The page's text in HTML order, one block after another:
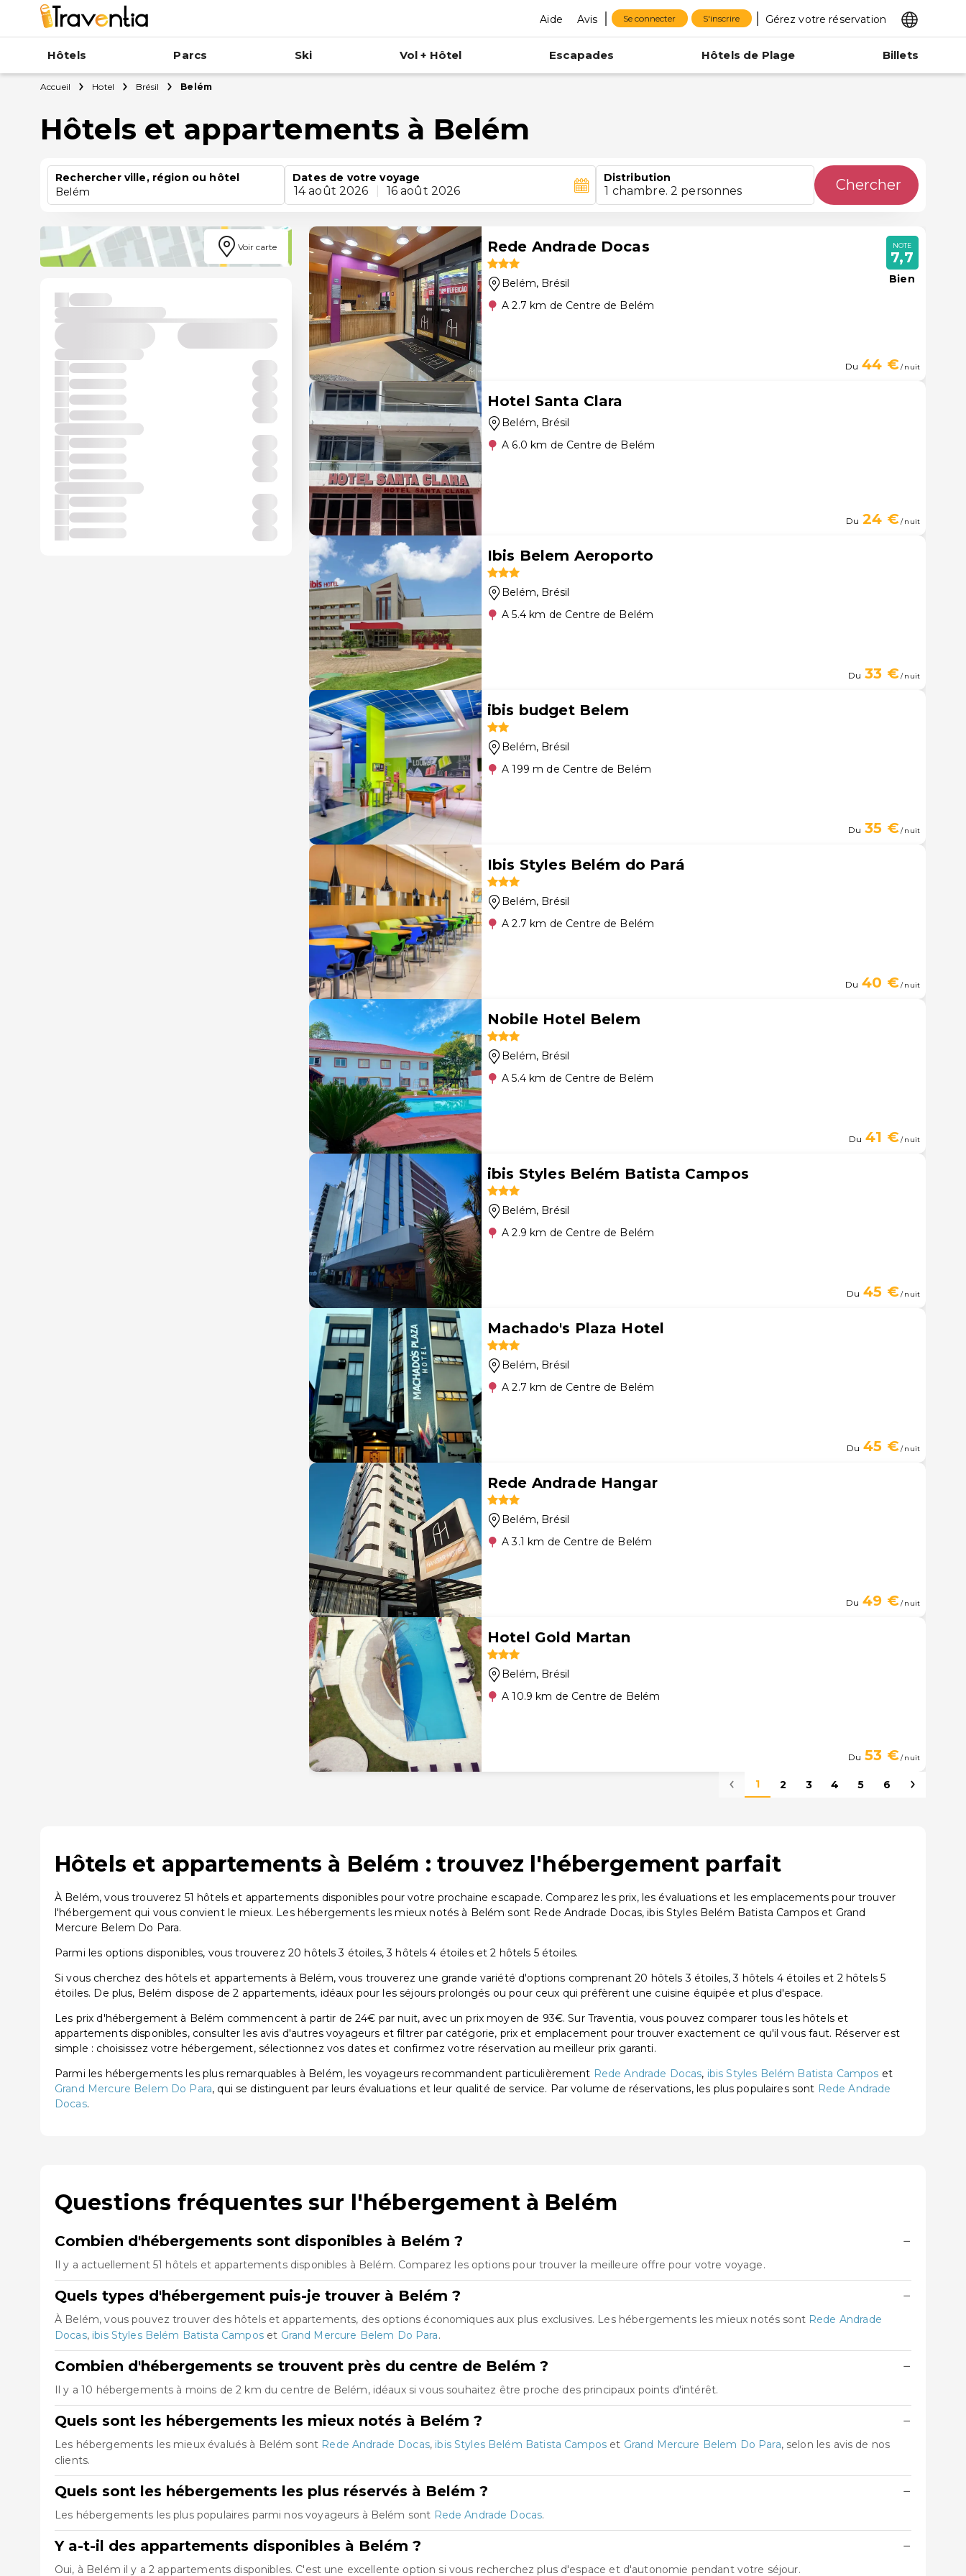
Aide Avis Se connecter S'inscrire Gérez votre réservation
Hôtels Parcs Ski Vol + Hôtel Escapades Hôtels de Plage Billets
Accueil Hotel Brésil Belém
Hôtels et appartements à Belém
Rechercher ville, région ou hôtel
Belém
Dates de votre voyage
14 août 2026 16 août 2026
Distribution
1 chambre. 2 personnes Chercher
Voir carte Rede Andrade Docas
Belém, Brésil
A 2.7 km de Centre de Belém
NOTE
7,7
Bien
Du 44 €/ nuit
Hotel Santa Clara
Belém, Brésil
A 6.0 km de Centre de Belém
Du 24 €/ nuit
Ibis Belem Aeroporto
Belém, Brésil
A 5.4 km de Centre de Belém
Du 33 €/ nuit
ibis budget Belem
Belém, Brésil
A 199 m de Centre de Belém
Du 35 €/ nuit
Ibis Styles Belém do Pará
Belém, Brésil
A 2.7 km de Centre de Belém
Du 40 €/ nuit
Nobile Hotel Belem
Belém, Brésil
A 5.4 km de Centre de Belém
Du 41 €/ nuit
ibis Styles Belém Batista Campos
Belém, Brésil
A 2.9 km de Centre de Belém
Du 45 €/ nuit
Machado's Plaza Hotel
Belém, Brésil
A 2.7 km de Centre de Belém
Du 45 €/ nuit
Rede Andrade Hangar
Belém, Brésil
A 3.1 km de Centre de Belém
Du 49 €/ nuit
Hotel Gold Martan
Belém, Brésil
A 10.9 km de Centre de Belém
Du 53 €/ nuit
1 2 3 4 5 6
Hôtels et appartements à Belém : trouvez l'hébergement parfait
À Belém, vous trouverez 51 hôtels et appartements disponibles pour votre prochaine escapade. Comparez les prix, les évaluations et les emplacements pour trouver
l'hébergement qui vous convient le mieux. Les hébergements les mieux notés à Belém sont Rede Andrade Docas, ibis Styles Belém Batista Campos et Grand
Mercure Belem Do Para.
Parmi les options disponibles, vous trouverez 20 hôtels 3 étoiles, 3 hôtels 4 étoiles et 2 hôtels 5 étoiles.
Si vous cherchez des hôtels et appartements à Belém, vous trouverez une grande variété d'options comprenant 20 hôtels 3 étoiles, 3 hôtels 4 étoiles et 2 hôtels 5
étoiles. De plus, Belém dispose de 2 appartements, idéaux pour les séjours prolongés ou pour ceux qui préfèrent une cuisine équipée et plus d'espace.
Les prix d'hébergement à Belém commencent à partir de 24€ par nuit, avec un prix moyen de 93€. Sur Traventia, vous pouvez comparer tous les hôtels et
appartements disponibles, consulter les avis d'autres voyageurs et filtrer par catégorie, prix et emplacement pour trouver exactement ce qu'il vous faut. Réserver est
simple : choisissez votre hébergement, sélectionnez vos dates et confirmez votre réservation au meilleur prix garanti.
Parmi les hébergements les plus remarquables à Belém, les voyageurs recommandent particulièrement Rede Andrade Docas, ibis Styles Belém Batista Campos et
Grand Mercure Belem Do Para, qui se distinguent par leurs évaluations et leur qualité de service. Par volume de réservations, les plus populaires sont Rede Andrade
Docas.
Questions fréquentes sur l'hébergement à Belém
Combien d'hébergements sont disponibles à Belém ? −
Il y a actuellement 51 hôtels et appartements disponibles à Belém. Comparez les options pour trouver la meilleure offre pour votre voyage.
Quels types d'hébergement puis-je trouver à Belém ? −
À Belém, vous pouvez trouver des hôtels et appartements, des options économiques aux plus exclusives. Les hébergements les mieux notés sont Rede Andrade
Docas, ibis Styles Belém Batista Camposet Grand Mercure Belem Do Para.
Combien d'hébergements se trouvent près du centre de Belém ? −
Il y a 10 hébergements à moins de 2 km du centre de Belém, idéaux si vous souhaitez être proche des principaux points d'intérêt.
Quels sont les hébergements les mieux notés à Belém ? −
Les hébergements les mieux évalués à Belém sont Rede Andrade Docas, ibis Styles Belém Batista Campos et Grand Mercure Belem Do Para, selon les avis de nos
clients.
Quels sont les hébergements les plus réservés à Belém ? −
Les hébergements les plus populaires parmi nos voyageurs à Belém sont Rede Andrade Docas.
Y a-t-il des appartements disponibles à Belém ? −
Oui, à Belém il y a 2 appartements disponibles. C'est une excellente option si vous recherchez plus d'espace et d'autonomie pendant votre séjour.